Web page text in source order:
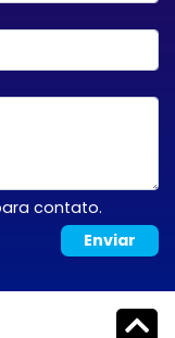
contato.
Enviar